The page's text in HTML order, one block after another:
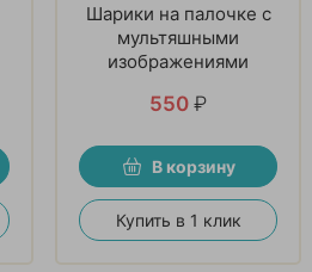
Шарики на палочке с
мультяшными
изображениями
550 ₽
В корзину
Купить в 1 клик